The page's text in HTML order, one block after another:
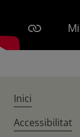
Inici
Accessibilitat